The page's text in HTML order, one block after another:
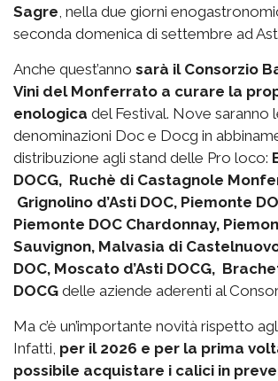
Sagre, nella due giorni
seconda domenica di settembre ad
Anche quest’anno sarà il Consorzio
Vini del Monferrato a curare la
enologica del Festival. Nove saranno
denominazioni Doc e Docg in
distribuzione agli stand delle Pro loco:
DOCG, Ruchè di Castagnole
Grignolino d’Asti DOC, Piemonte
Piemonte DOC Chardonnay,
Sauvignon, Malvasia di
DOC, Moscato d’Asti DOCG,
DOCG delle aziende aderenti al
Ma c’è un’importante novità rispetto
Infatti, per il 2026 e per la prima
possibile acquistare i calici in